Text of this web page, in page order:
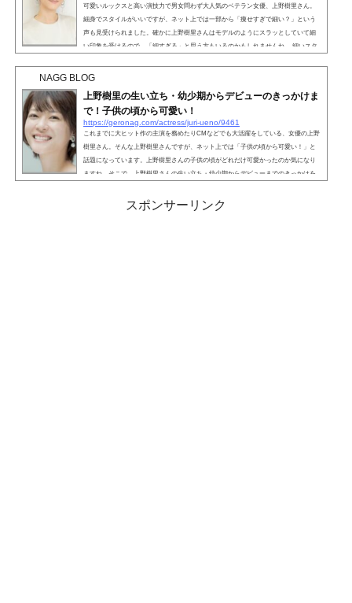
可愛いルックスと高い演技力で男女問わず大人気のベテラン女優、上野樹里さん。
細身でスタイルがいいですが、ネット上では一部から「痩せすぎで細い？」という
声も見受けられました。確かに上野樹里さんはモデルのようにスラッとしていて細
い印象を受けるので、「細すぎる」と思う方もいるのかもしれませんね。 細いスタ
NAGG BLOG
上野樹里の生い立ち・幼少期からデビューのきっかけま
で！子供の頃から可愛い！
https://geronag.com/actress/juri-ueno/9461
これまでに大ヒット作の主演を務めたりCMなどでも大活躍をしている、女優の上野
樹里さん。そんな上野樹里さんですが、ネット上では「子供の頃から可愛い！」と
話題になっています。上野樹里さんの子供の頃がどれだけ可愛かったのか気になり
ますね。そこで、上野樹里さんの生い立ち・幼少期からデビューまでのきっかけを
ビューまで！上野樹里さんは1986年5月25日に生まれ、兵庫県加古川市で育ちまし
た。2001年、当時P＆Gヘルスケアから発売されていた「クレ...
スポンサーリンク